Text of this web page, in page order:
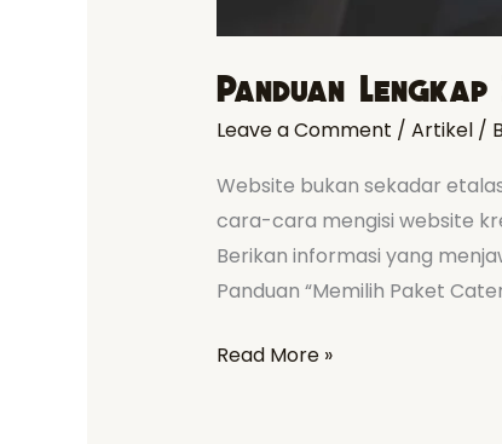
Panduan
Leave a Comment / Artikel/
Website bukan sekadar
cara-cara mengisi website
Berikan informasi yang
Panduan “Memilih Paket
Read More »